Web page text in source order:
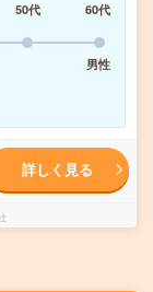
50代
60代
男性
詳しく見る